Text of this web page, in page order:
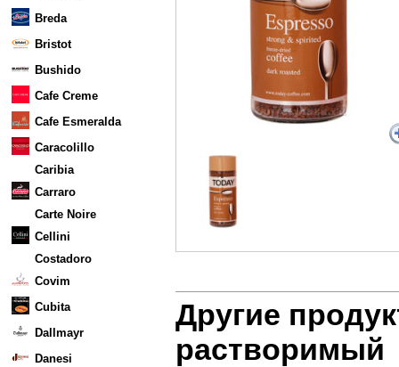
Breda
Bristot
Bushido
Cafe Creme
Cafe Esmeralda
Caracolillo
Caribia
Carraro
Carte Noire
Cellini
Costadoro
Covim
Cubita
Dallmayr
Danesi
Другие
растворимый